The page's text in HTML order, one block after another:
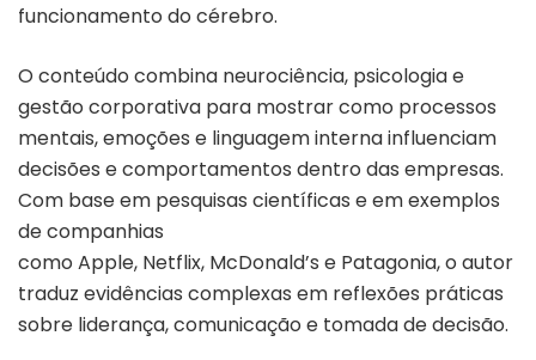
funcionamento do cérebro.
O conteúdo combina neurociência, psicologia e
gestão corporativa para mostrar como processos
mentais, emoções e linguagem interna influenciam
decisões e comportamentos dentro das empresas.
Com base em pesquisas científicas e em exemplos
de companhias
como Apple, Netflix, McDonald’s e Patagonia,o autor
traduz evidências complexas em reflexões práticas
sobre liderança, comunicação e tomada de decisão.